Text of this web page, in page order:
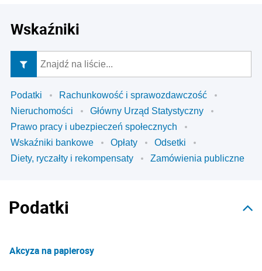
Wskaźniki
Podatki
Rachunkowość i sprawozdawczość
Nieruchomości
Główny Urząd Statystyczny
Prawo pracy i ubezpieczeń społecznych
Wskaźniki bankowe
Opłaty
Odsetki
Diety, ryczałty i rekompensaty
Zamówienia publiczne
Podatki
Akcyza na papierosy